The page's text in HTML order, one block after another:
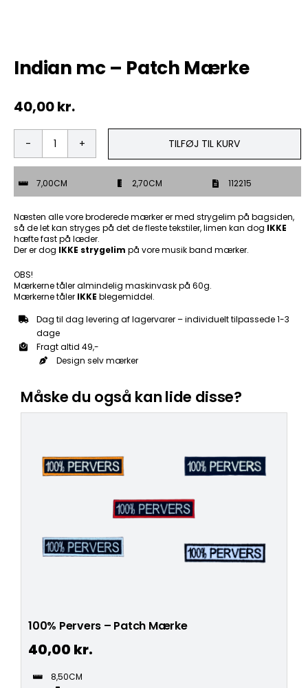
ØL & Spiritus
Andre Mærker
Tøj & Andre Varer
Indian mc – Patch Mærke
40,00kr.
Indian
mc
Patch
Mærke
antal
TILFØJ TIL KURV
7,00CM 2,70CM 112215
Næsten alle vore broderede mærker er med strygelim på bagsiden,
så de let kan stryges på det de fleste tekstiler, limen kan dog IKKE
hæfte fast på læder.
Der er dog IKKE strygelim på vore musik band mærker.
OBS!
Mærkerne tåler almindelig maskinvask på 60g.
Mærkerne tåler IKKE blegemiddel.
Dag til dag levering af lagervarer – individuelt tilpassede 1-3
dage
Fragt altid 49,-
Design selv mærker
Måske du også kan lide disse?
100% Pervers – Patch Mærke
40,00 kr.
8,50CM